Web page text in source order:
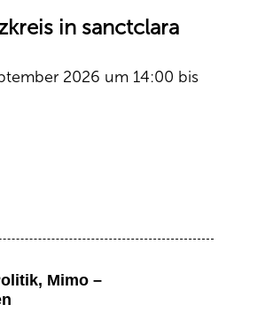
in sanctclara
2026 um 14:00 bis
Mimo –